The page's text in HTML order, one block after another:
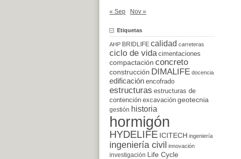
« Sep Nov »
Etiquetas
AHP BRIDLIFE calidad carreteras
ciclo de vida cimentaciones
compactación concreto
construcción DIMALIFE docencia
edificación encofrado
estructuras estructuras de
contención excavación geotecnia
gestión historia
hormigón
HYDELIFE ICITECH ingeniería
ingeniería civil innovación
investigación
Life Cycle